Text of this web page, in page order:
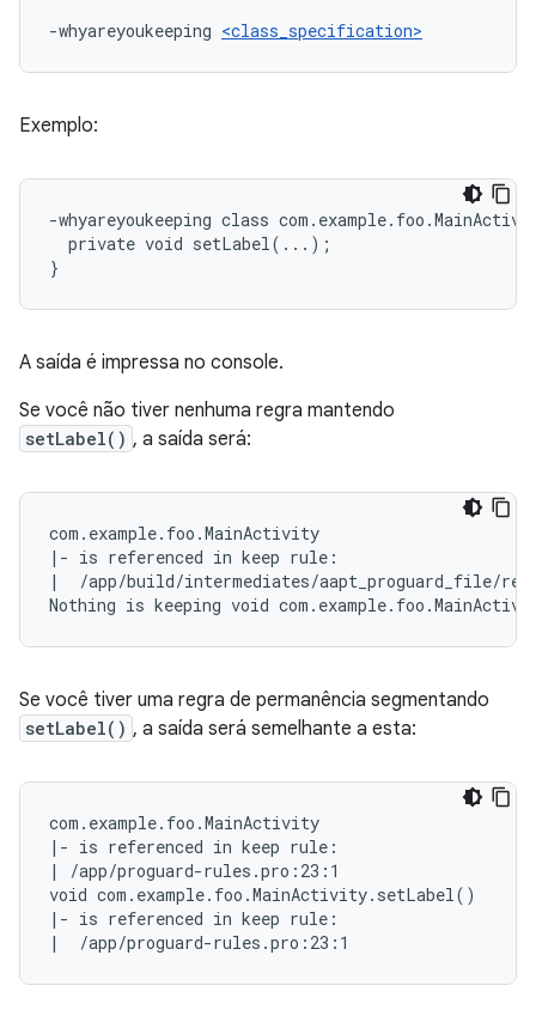
-whyareyoukeeping <class_specification>
Exemplo:
-whyareyoukeeping class
  private void setLabel(...);
A saída é impressa no console.
Se você não tiver nenhuma regra mantendo
setLabel() , a saída será:
com.example.foo.MainActivity
|- is referenced in keep rule:
|  /app/build/intermediates/aapt_proguard_file/
Se você tiver uma regra de permanência segmentando
setLabel() , a saída será semelhante a esta:
com.example.foo.MainActivity
|- is referenced in keep rule:
| /app/proguard-rules.pro:23:1
void com.example.foo.MainActivity.setLabel()
|- is referenced in keep rule: